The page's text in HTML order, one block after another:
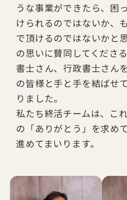
うな事業ができたら、困
けられるのではないか、
で頂けるのではないかと
の思いに賛同してくださ
書士さん、行政書士さん
の皆様と手と手を結ばせ
りました。
私たち終活チームは、こ
の「ありがとう」を求め
進めてまいります。